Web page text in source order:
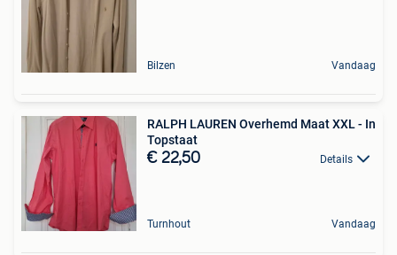
Bilzen Vandaag
RALPH LAUREN Overhemd Maat XXL - In
Topstaat
€ 22,50 Details
Turnhout Vandaag